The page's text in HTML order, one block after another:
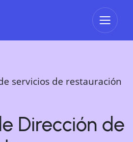
Abrir
servicios de restauración
Dirección de